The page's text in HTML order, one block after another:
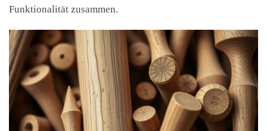
Funktionalität zusammen.